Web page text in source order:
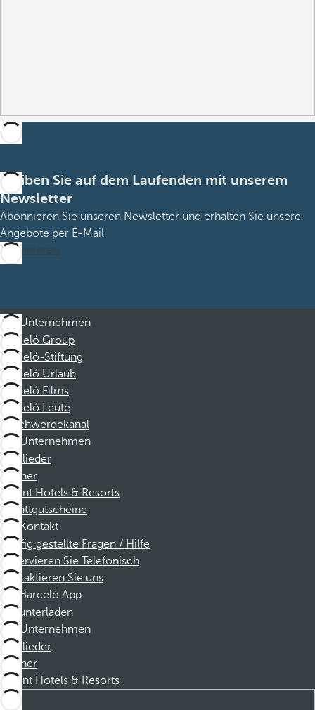
Bleiben Sie auf dem Laufenden mit unserem
Newsletter
Abonnieren Sie unseren Newsletter und erhalten Sie unsere
Angebote per E-Mail
Abonnieren
Unternehmen
Barceló Group
Barceló-Stiftung
Barceló Urlaub
Barceló Films
Barceló Leute
Beschwerdekanal
Unternehmen
Mitglieder
Partner
Dorint Hotels & Resorts
Rabattgutscheine
Kontakt
Häufig gestellte Fragen / Hilfe
Reservieren Sie Telefonisch
Kontaktieren Sie uns
Barceló App
Herunterladen
Unternehmen
Mitglieder
Partner
Dorint Hotels & Resorts